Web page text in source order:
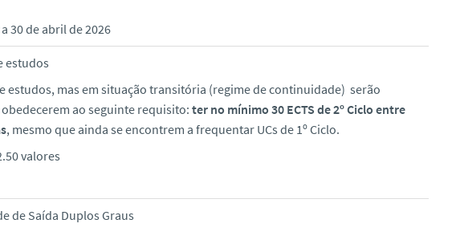
30 de abril de 2026
estudos
estudos, mas em situação transitória (regime de continuidade) serão
ao seguinte requisito: ter no mínimo 30 ECTS de 2º Ciclo entre
, mesmo que ainda se encontrem a frequentar UCs de 1º Ciclo.
valores
de Saída Duplos Graus